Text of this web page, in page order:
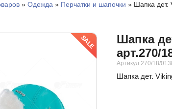
» Одежда » Перчатки и шапочки » Шапка дет.
Шапка
арт.270/
Артикул 270/18/
Шапка дет.